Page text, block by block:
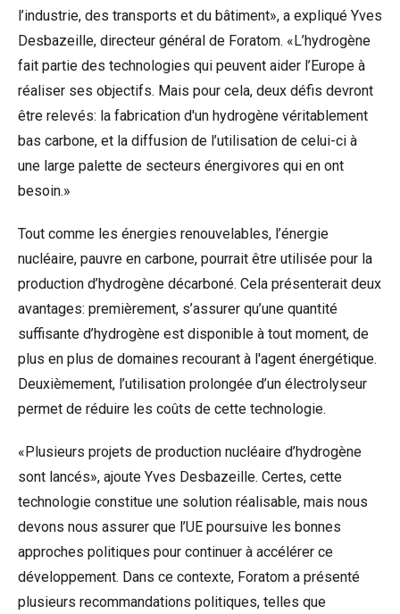
l’industrie, des transports et du bâtiment», a expliqué Yves
Desbazeille, directeur général de Foratom. «L’hydrogène
fait partie des technologies qui peuvent aider l’Europe à
réaliser ses objectifs. Mais pour cela, deux défis devront
être relevés: la fabrication d'un hydrogène véritablement
bas carbone, et la diffusion de l’utilisation de celui-ci à
une large palette de secteurs énergivores qui en ont
besoin.»
Tout comme les énergies renouvelables, l’énergie
nucléaire, pauvre en carbone, pourrait être utilisée pour la
production d’hydrogène décarboné. Cela présenterait deux
avantages: premièrement, s’assurer qu’une quantité
suffisante d’hydrogène est disponible à tout moment, de
plus en plus de domaines recourant à l'agent énergétique.
Deuxièmement, l’utilisation prolongée d’un électrolyseur
permet de réduire les coûts de cette technologie.
«Plusieurs projets de production nucléaire d’hydrogène
sont lancés», ajoute Yves Desbazeille. Certes, cette
technologie constitue une solution réalisable, mais nous
devons nous assurer que l’UE poursuive les bonnes
approches politiques pour continuer à accélérer ce
développement. Dans ce contexte, Foratom a présenté
plusieurs recommandations politiques, telles que